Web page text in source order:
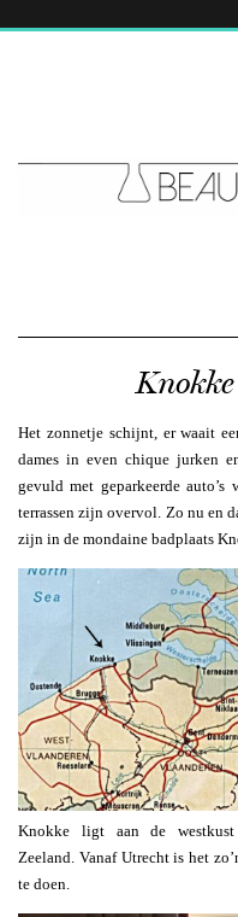
Het zonnetje schijnt, er waait
dames in even chique jurken
gevuld met geparkeerde
terrassen zijn overvol. Zo nu en
zijn in de mondaine badplaats
Knokke ligt aan de
Zeeland. Vanaf Utrecht is het
te doen.